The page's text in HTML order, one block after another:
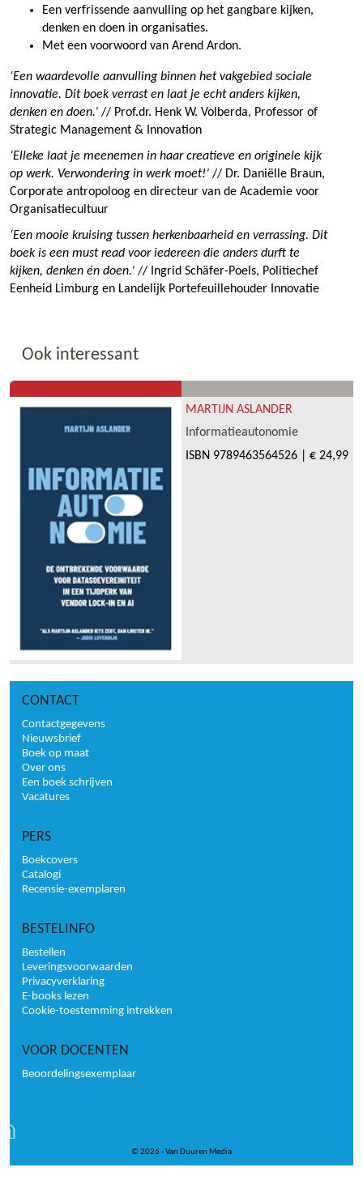
Een verfrissende aanvulling op het gangbare kijken,
denken en doen in organisaties.
Met een voorwoord van Arend Ardon.
‘Een waardevolle aanvulling binnen het vakgebied sociale
innovatie. Dit boek verrast en laat je echt anders kijken,
denken en doen.’ // Prof.dr. Henk W. Volberda, Professor of
Strategic Management & Innovation
‘Elleke laat je meenemen in haar creatieve en originele kijk
op werk. Verwondering in werk moet!’ // Dr. Daniëlle Braun,
Corporate antropoloog en directeur van de Academie voor
Organisatiecultuur
‘Een mooie kruising tussen herkenbaarheid en verrassing. Dit
boek is een must read voor iedereen die anders durft te
kijken, denken én doen.’ // Ingrid Schäfer-Poels, Politiechef
Eenheid Limburg en Landelijk Portefeuillehouder Innovatie
Ook interessant
MARTIJN ASLANDER
Informatieautonomie
ISBN 9789463564526 € 24,99
CONTACT
Contactgegevens
Nieuwsbrief
Boek op maat
Over ons
Een boek schrijven
Vacatures
PERS
Boekcovers
Catalogi
Recensie-exemplaren
BESTELINFO
Bestellen
Leveringsvoorwaarden
Privacyverklaring
E-books lezen
Cookie-toestemming intrekken
VOOR DOCENTEN
Beoordelingsexemplaar
© 2026 - Van Duuren Media